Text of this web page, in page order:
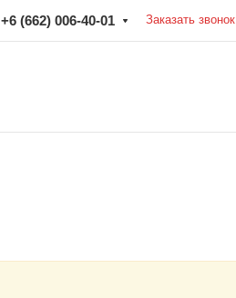
+6 (662) 006-40-01 Заказать звонок